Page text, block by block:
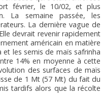
février, le 10/02, et plus
La semaine passée, les
La dernière vague de
devrait revenir rapidement
américain en matière
les semis de maïs safrinha
14% en moyenne à cette
des surfaces de maïs
de 1 Mt (57 Mt) du fait du
tardifs alors que la récolte